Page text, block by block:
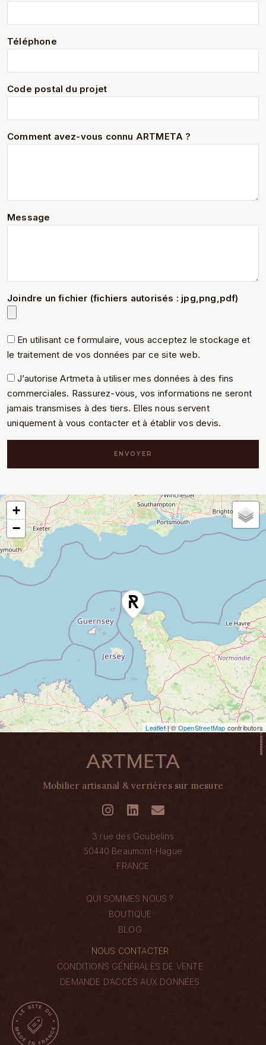
Téléphone
Code postal du projet
Comment avez-vous connu ARTMETA ?
Message
Joindre un fichier (fichiers autorisés : jpg,png,pdf)
En utilisant ce formulaire, vous acceptez le stockage et
le traitement de vos données par ce site web.
J’autorise Artmeta à utiliser mes données à des fins
commerciales. Rassurez-vous, vos informations ne seront
jamais transmises à des tiers. Elles nous servent
uniquement à vous contacter et à établir vos devis.
ENVOYER
+
−
Leaflet| ©OpenStreetMap contributors
Mobilier artisanal & verrières sur mesure
3 rue des Goubelins
50440 Beaumont-Hague
FRANCE
QUI SOMMES NOUS ?
BOUTIQUE
BLOG
NOUS CONTACTER
CONDITIONS GÉNÉRALES DE VENTE
DEMANDE D’ACCÈS AUX DONNÉES